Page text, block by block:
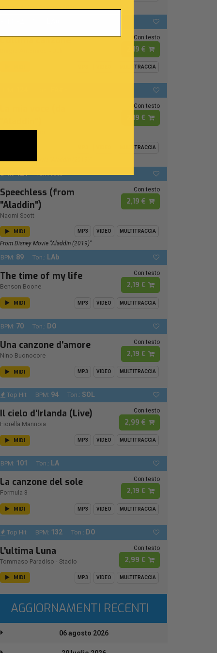
L'ultima canzone Con testo
2,19 €
MULTITRACCIA
Naomi Rivieccio
Con testo
2,19 €
MULTITRACCIA
From Disney Movie "Aladdin (2019)"
BPM:124 Ton.:FA# -
Speechless (from
"Aladdin")
Naomi Scott
Con testo
2,19 €
MIDI MP3 VIDEO MULTITRACCIA
From Disney Movie "Aladdin (2019)"
BPM: 89 Ton.: LAb
The time of my life
Benson Boone
Con testo
2,19 €
MIDI MP3 VIDEO MULTITRACCIA
BPM: 70 Ton.: DO
Una canzone d'amore
Nino Buonocore
Con testo
2,19 €
MIDI MP3 VIDEO MULTITRACCIA
Top Hit BPM: 94 Ton.: SOL
Il cielo d'Irlanda (Live)
Fiorella Mannoia
Con testo
2,99 €
MIDI MP3 VIDEO MULTITRACCIA
BPM: 101 Ton.: LA
La canzone del sole
Formula 3
Con testo
2,19 €
MIDI MP3 VIDEO MULTITRACCIA
Top Hit BPM: 132 Ton.: DO
L'ultima Luna
Tommaso Paradiso - Stadio
Con testo
2,99 €
MIDI MP3 VIDEO MULTITRACCIA
AGGIORNAMENTI RECENTI
06 agosto 2026